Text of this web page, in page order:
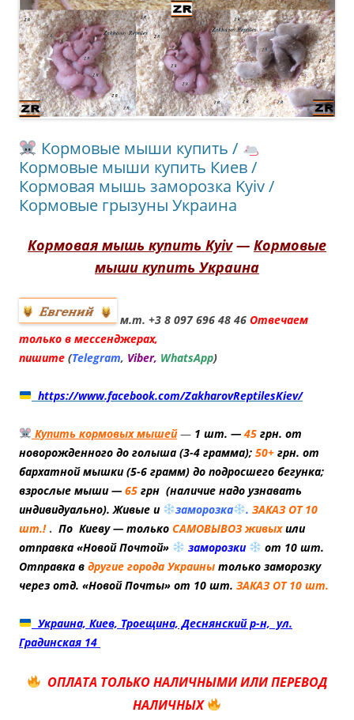
Кормовые мыши купить /
Кормовые мыши купить Киев /
Кормовая мышь заморозка Kyiv /
Кормовые грызуны Украина
Кормовая мышь купить Kyiv— Кормовые
мыши купить Украина
м.т. +3 8 097 696 48 46 Отвечаем
только в мессенджерах,
пишите (Telegram, Viber, WhatsApp)
https://www.facebook.com/ZakharovReptilesKiev/
Купить кормовых мышей— 1 шт. — 45грн. от
новорожденного до голыша (3-4 грамма); 50+ грн. от
бархатной мышки (5-6 грамм) до подросшего бегунка;
взрослые мыши — 65 грн (наличие надо узнавать
индивидуально). Живые и
заморозка . ЗАКАЗ ОТ 10
шт.!. По Киеву — только САМОВЫВОЗ живыхили
отправка «Новой Почтой»
заморозки
от 10 шт.
Отправка в другие города Украины только заморозку
через отд. «Новой Почты» от 10 шт. ЗАКАЗ ОТ 10 шт.
Украина, Киев, Троещина, Деснянский р-н, ул.
Градинская 14
ОПЛАТА ТОЛЬКО НАЛИЧНЫМИ ИЛИ ПЕРЕВОД
НАЛИЧНЫХ